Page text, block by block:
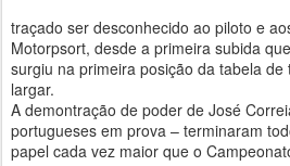
traçado ser desconhecido ao piloto e
Motorpsort, desde a primeira subida
surgiu na primeira posição da tabela
largar.
A demontração de poder de José
portugueses em prova – terminaram
papel cada vez maior que o